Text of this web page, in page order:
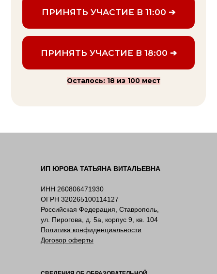
ИП ЮРОВА ТАТЬЯНА ВИТАЛЬЕВНА
ИНН 260806471930
ОГРН 320265100114127
Российская Федерация, Ставрополь,
ул. Пирогова, д. 5а, корпус 9, кв. 104
Политика конфиденциальности
Договор оферты